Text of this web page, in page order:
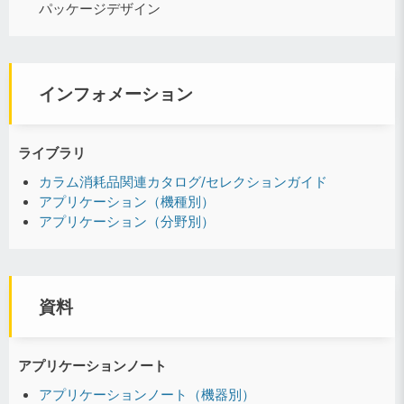
パッケージデザイン
インフォメーション
ライブラリ
カラム消耗品関連カタログ/セレクションガイド
アプリケーション（機種別）
アプリケーション（分野別）
資料
アプリケーションノート
アプリケーションノート（機器別）